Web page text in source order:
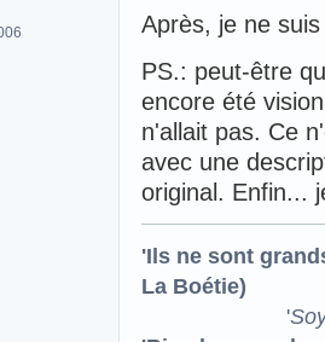
Après, je ne
PS.: peut-être
encore été
n'allait pas. Ce
avec une
original. Enfin...
'Ils ne sont
La Boétie)
'